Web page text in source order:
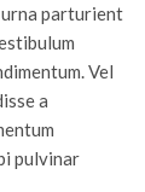
urna parturient
Vel
a
pulvinar